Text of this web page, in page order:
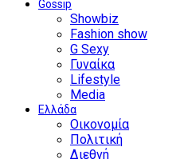
Gossip
Showbiz
Fashion show
G Sexy
Γυναίκα
Lifestyle
Media
Ελλάδα
Οικονομία
Πολιτική
Διεθνή